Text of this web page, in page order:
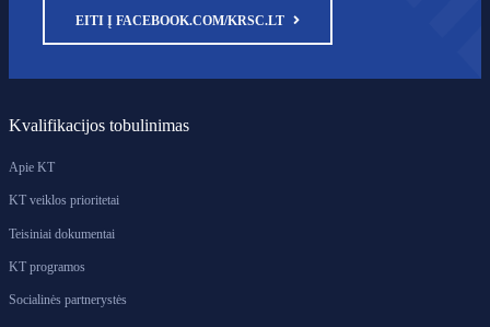
EITI Į FACEBOOK.COM/KRSC.LT
Kvalifikacijos tobulinimas
Apie KT
KT veiklos prioritetai
Teisiniai dokumentai
KT programos
Socialinės partnerystės